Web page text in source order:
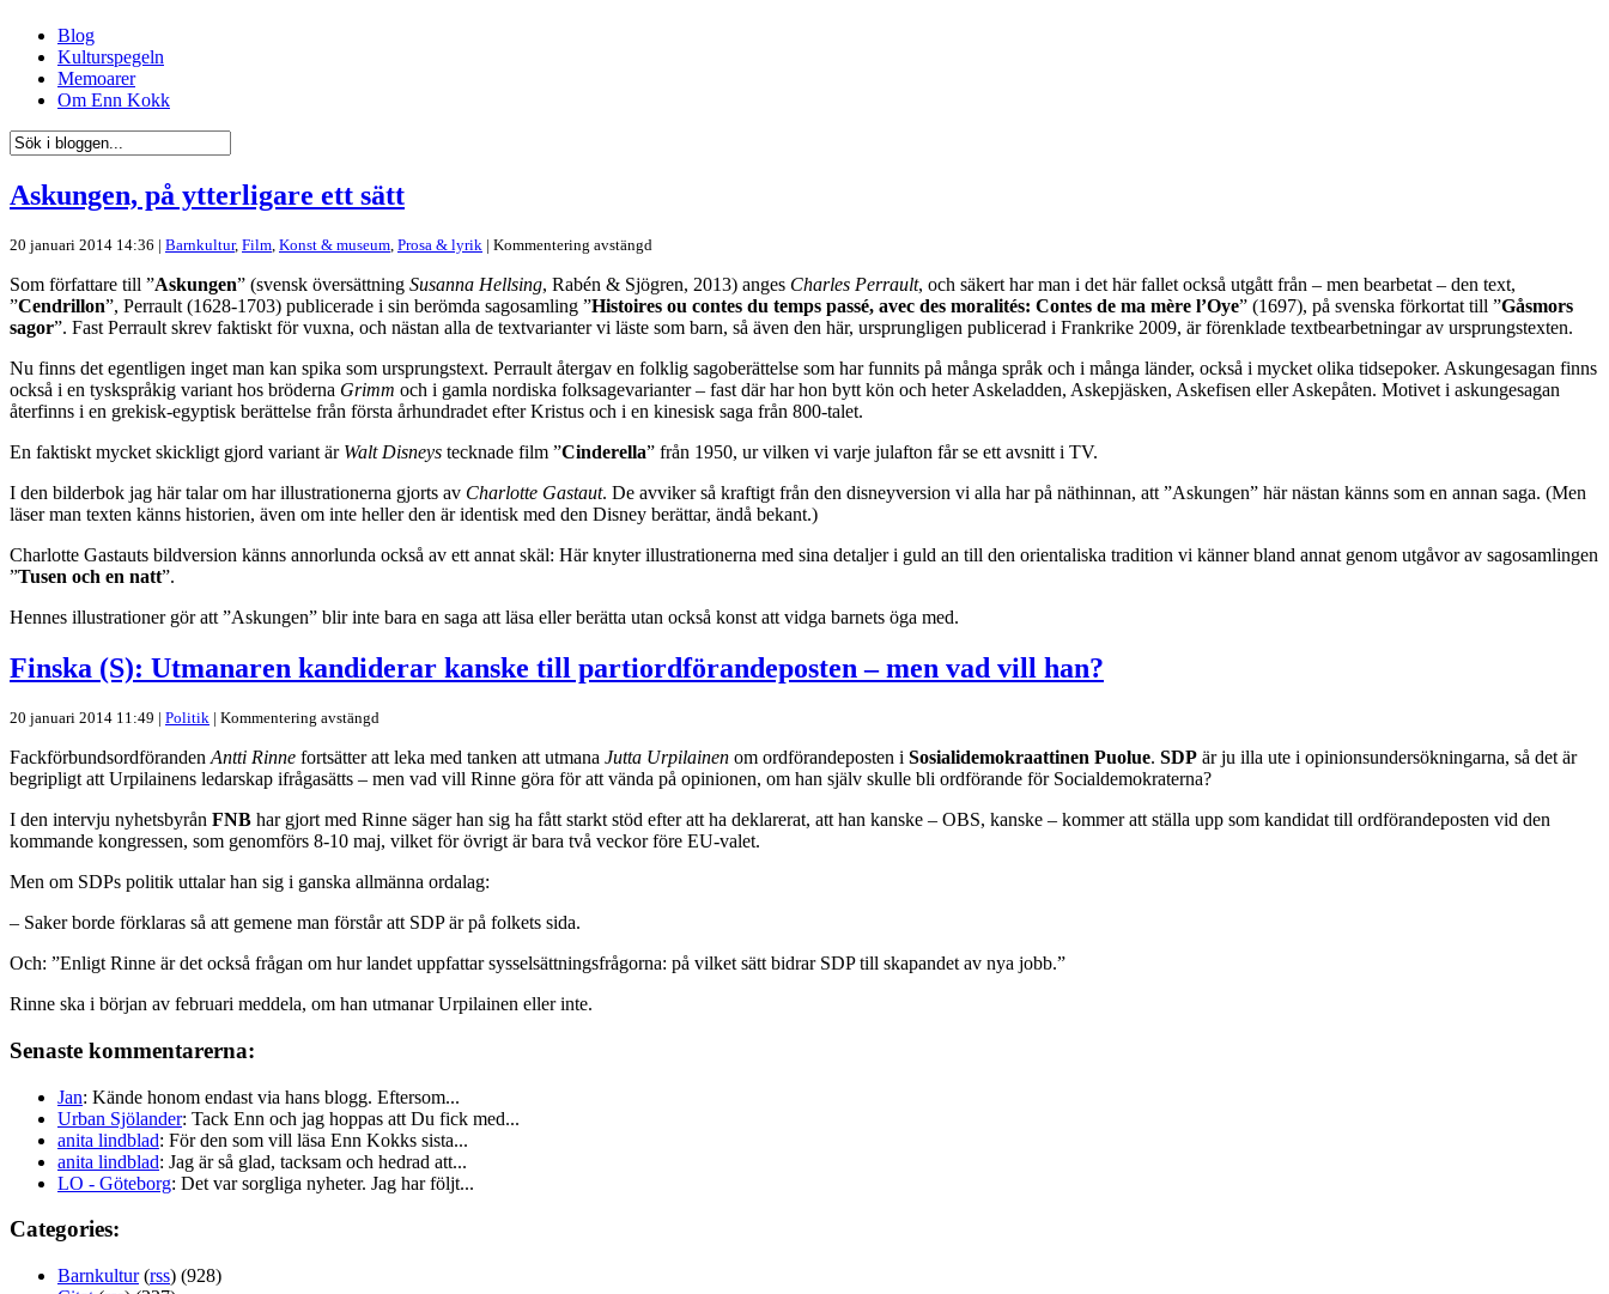
Blog
Kulturspegeln
Memoarer
Om Enn Kokk
Askungen, på ytterligare ett sätt
20 januari 2014 14:36 | Barnkultur, Film, Konst & museum, Prosa & lyrik | Kommentering avstängd
Som författare till ”Askungen” (svensk översättning Susanna Hellsing, Rabén & Sjögren, 2013) anges Charles Perrault, och säkert har man i det här fallet också utgått från – men bearbetat – den text,
”Cendrillon”, Perrault (1628-1703) publicerade i sin berömda sagosamling ”Histoires ou contes du temps passé, avec des moralités: Contes de ma mère l’Oye” (1697), på svenska förkortat till ”Gåsmors
sagor”. Fast Perrault skrev faktiskt för vuxna, och nästan alla de textvarianter vi läste som barn, så även den här, ursprungligen publicerad i Frankrike 2009, är förenklade textbearbetningar av ursprungstexten.
Nu finns det egentligen inget man kan spika som ursprungstext. Perrault återgav en folklig sagoberättelse som har funnits på många språk och i många länder, också i mycket olika tidsepoker. Askungesagan finns
också i en tyskspråkig variant hos bröderna Grimm och i gamla nordiska folksagevarianter – fast där har hon bytt kön och heter Askeladden, Askepjäsken, Askefisen eller Askepåten. Motivet i askungesagan
återfinns i en grekisk-egyptisk berättelse från första århundradet efter Kristus och i en kinesisk saga från 800-talet.
En faktiskt mycket skickligt gjord variant är Walt Disneys tecknade film ”Cinderella” från 1950, ur vilken vi varje julafton får se ett avsnitt i TV.
I den bilderbok jag här talar om har illustrationerna gjorts av Charlotte Gastaut. De avviker så kraftigt från den disneyversion vi alla har på näthinnan, att ”Askungen” här nästan känns som en annan saga. (Men
läser man texten känns historien, även om inte heller den är identisk med den Disney berättar, ändå bekant.)
Charlotte Gastauts bildversion känns annorlunda också av ett annat skäl: Här knyter illustrationerna med sina detaljer i guld an till den orientaliska tradition vi känner bland annat genom utgåvor av sagosamlingen
”Tusen och en natt”.
Hennes illustrationer gör att ”Askungen” blir inte bara en saga att läsa eller berätta utan också konst att vidga barnets öga med.
Finska (S): Utmanaren kandiderar kanske till partiordförandeposten – men vad vill han?
20 januari 2014 11:49 | Politik | Kommentering avstängd
Fackförbundsordföranden Antti Rinne fortsätter att leka med tanken att utmana Jutta Urpilainen om ordförandeposten i Sosialidemokraattinen Puolue. SDP är ju illa ute i opinionsundersökningarna, så det är
begripligt att Urpilainens ledarskap ifrågasätts – men vad vill Rinne göra för att vända på opinionen, om han själv skulle bli ordförande för Socialdemokraterna?
I den intervju nyhetsbyrån FNB har gjort med Rinne säger han sig ha fått starkt stöd efter att ha deklarerat, att han kanske – OBS, kanske – kommer att ställa upp som kandidat till ordförandeposten vid den
kommande kongressen, som genomförs 8-10 maj, vilket för övrigt är bara två veckor före EU-valet.
Men om SDPs politik uttalar han sig i ganska allmänna ordalag:
– Saker borde förklaras så att gemene man förstår att SDP är på folkets sida.
Och: ”Enligt Rinne är det också frågan om hur landet uppfattar sysselsättningsfrågorna: på vilket sätt bidrar SDP till skapandet av nya jobb.”
Rinne ska i början av februari meddela, om han utmanar Urpilainen eller inte.
Senaste kommentarerna:
Jan: Kände honom endast via hans blogg. Eftersom...
Urban Sjölander: Tack Enn och jag hoppas att Du fick med...
anita lindblad: För den som vill läsa Enn Kokks sista...
anita lindblad: Jag är så glad, tacksam och hedrad att...
LO - Göteborg: Det var sorgliga nyheter. Jag har följt...
Categories:
Barnkultur(rss) (928)